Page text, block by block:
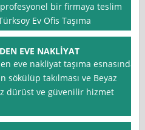
profesyonel bir firmaya teslim
Ev Ofis Taşıma
EVE NAKLİYAT
eve nakliyat taşıma esnasında
sökülüp takılması ve Beyaz
dürüst ve güvenilir hizmet